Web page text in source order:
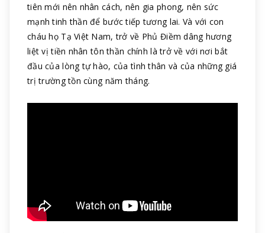
tiên mới nên nhân cách, nên gia phong, nên sức
mạnh tinh thần để bước tiếp tương lai. Và với con
cháu họ Tạ Việt Nam, trở về Phủ Điềm dâng hương
liệt vị tiền nhân tôn thần chính là trở về với nơi bắt
đầu của lòng tự hào, của tình thân và của những giá
trị trường tồn cùng năm tháng.